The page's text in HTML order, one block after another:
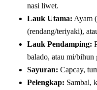
nasi liwet.
Lauk Utama: Ayam
(rendang/teriyaki),
Lauk Pendamping:
balado, atau mi/bihun
Sayuran: Capcay,
Pelengkap: Sambal,